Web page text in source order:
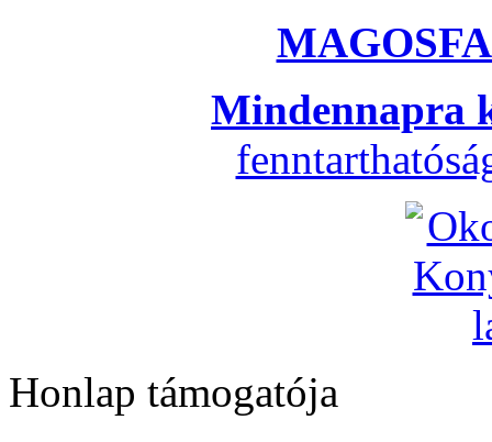
Mindennapra
Honlap támogatója